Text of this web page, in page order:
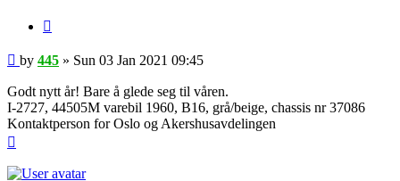
Post
by 445 » Sun 03 Jan 2021 09:45
Godt nytt år! Bare å glede seg til våren.
I-2727, 44505M varebil 1960, B16, grå/beige, chassis nr 37086
Kontaktperson for Oslo og Akershusavdelingen